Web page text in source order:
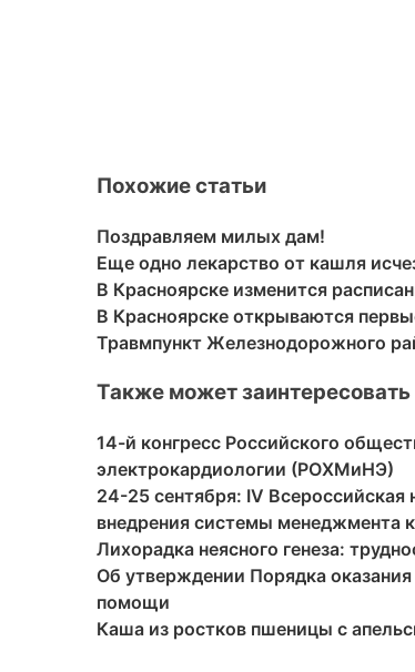
Похожие статьи
Поздравляем милых дам!
Еще одно лекарство от кашля
В Красноярске изменится
В Красноярске открываются
Травмпункт Железнодорожного
Также может заинтересовать
14-й конгресс Российского
электрокардиологии (РОХМиНЭ)
24-25 сентября: IV Всероссийская
внедрения системы менеджмента
Лихорадка неясного генеза:
Об утверждении Порядка
помощи
Каша из ростков пшеницы с